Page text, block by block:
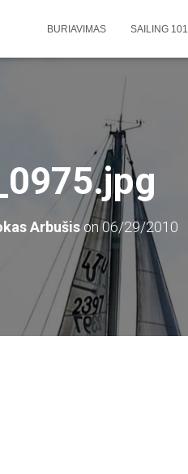
BURIAVIMAS SAILING 101
Arbušison06/29/2010